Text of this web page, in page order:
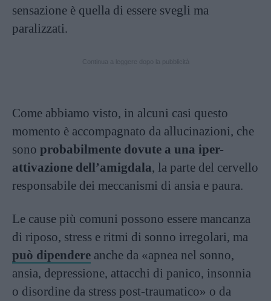
sensazione è quella di essere svegli ma
paralizzati.
Come abbiamo visto, in alcuni casi questo
momento è accompagnato da allucinazioni, che
sono probabilmente dovute a una iper-
attivazione dell’amigdala, la parte del cervello
responsabile dei meccanismi di ansia e paura.
Le cause più comuni possono essere mancanza
di riposo, stress e ritmi di sonno irregolari, ma
può dipendere anche da «apnea nel sonno,
ansia, depressione, attacchi di panico, insonnia
o disordine da stress post-traumatico» o da